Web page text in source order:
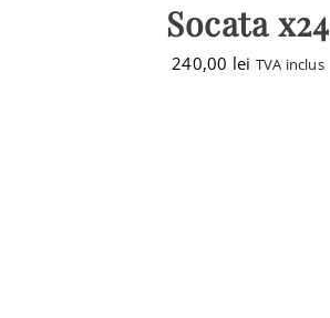
Socata x24
240,00 lei TVA inclus